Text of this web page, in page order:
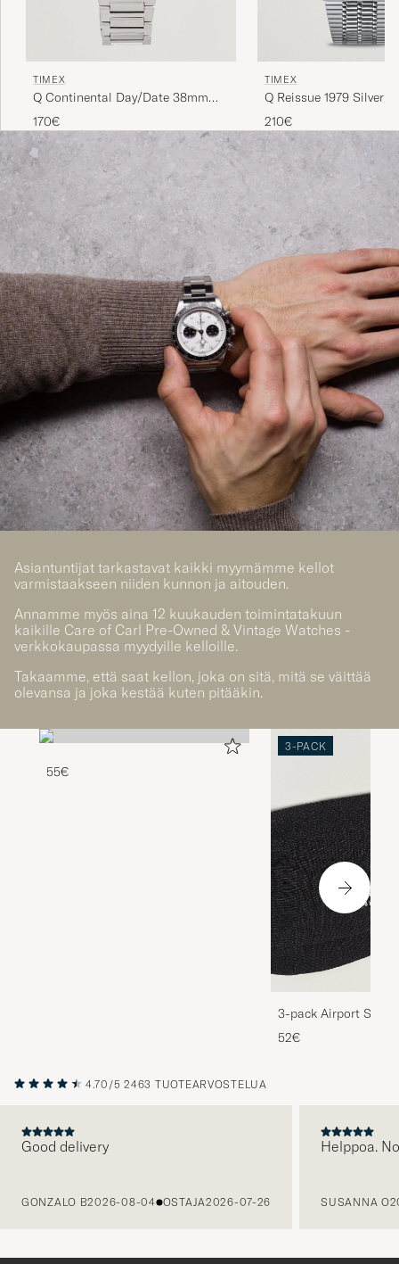
TIMEX
Q Continental Day/Date 38mm
Blue Dial
170€
TIMEX
Q Reissue 1979 Silver/
210€
Asiantuntijat tarkastavat kaikki myymämme kellot
varmistaakseen niiden kunnon ja aitouden.
Annamme myös aina 12 kuukauden toimintatakuun
kaikille Care of Carl Pre-Owned & Vintage Watches -
verkkokaupassa myydyille kelloille.
Takaamme, että saat kellon, joka on sitä, mitä se väittää
olevansa ja joka kestää kuten pitääkin.
55€
3-PACK
3-pack Airport
Melange
52€
4.70/5 2463 TUOTEARVOSTELUA
Good delivery
GONZALO B2026-08-04 OSTAJA2026-07-26
Helppoa.
SUSANNA O